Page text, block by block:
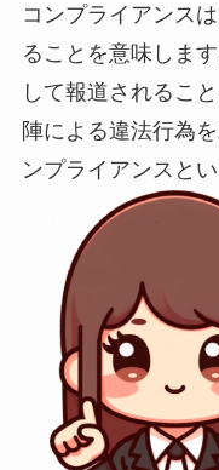
コンプライアンス
ることを意味しま
して報道されるこ
陣による違法行為
ンプライアンスと